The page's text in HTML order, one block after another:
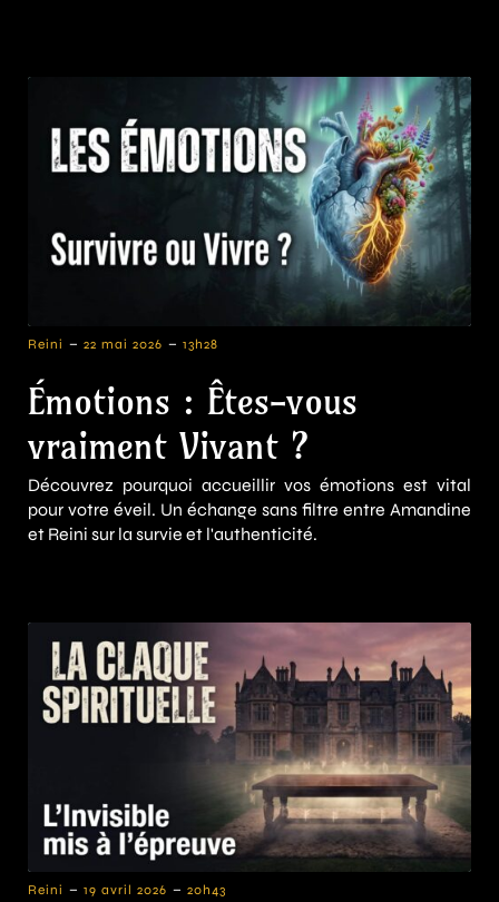
Reini - 22 mai 2026 - 13h28
Émotions : Êtes-vous
vraiment Vivant ?
Découvrez pourquoi accueillir vos émotions est vital
pour votre éveil. Un échange sans filtre entre Amandine
et Reini sur la survie et l'authenticité.
Reini - 19 avril 2026 - 20h43